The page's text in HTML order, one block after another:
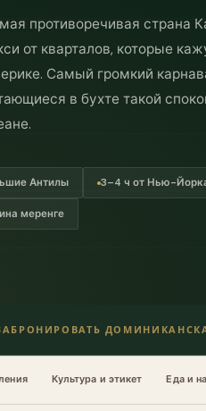
противоречивая страна
от кварталов, которые
Самый громкий
в бухте такой
Антилы 3–4 ч от Нью-
меренге
Культура и этикет Еда и